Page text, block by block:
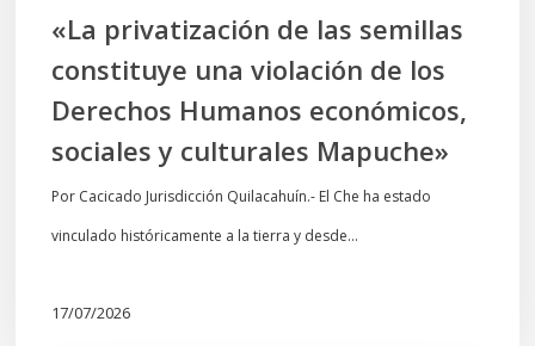
Humanos
económicos,
sociales
culturales
Mapuche»
«La privatización de las semillas
constituye una violación de los
Derechos Humanos económicos,
sociales y culturales Mapuche»
Por Cacicado Jurisdicción Quilacahuín.- El Che ha estado
vinculado históricamente a la tierra y desde…
17/07/2026